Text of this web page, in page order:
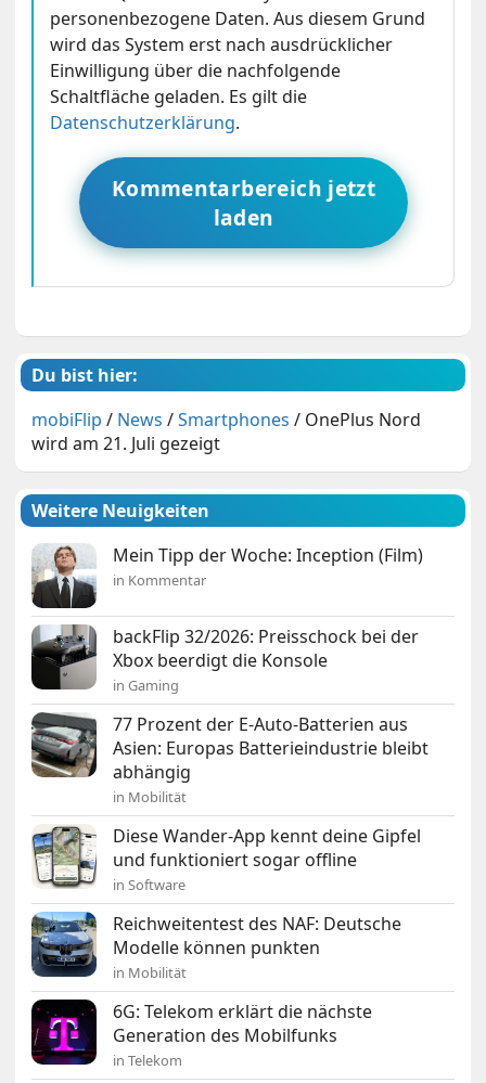
personenbezogene Daten. Aus diesem Grund
wird das System erst nach ausdrücklicher
Einwilligung über die nachfolgende
Schaltfläche geladen. Es gilt die
Datenschutzerklärung.
Kommentarbereich jetzt
laden
Du bist hier:
mobiFlip / News /Smartphones / OnePlus Nord
wird am 21. Juli gezeigt
Weitere Neuigkeiten
Mein Tipp der Woche: Inception (Film)
in Kommentar
backFlip 32/2026: Preisschock bei der
Xbox beerdigt die Konsole
in Gaming
77 Prozent der E-Auto-Batterien aus
Asien: Europas Batterieindustrie bleibt
abhängig
in Mobilität
Diese Wander-App kennt deine Gipfel
und funktioniert sogar offline
in Software
Reichweitentest des NAF: Deutsche
Modelle können punkten
in Mobilität
6G: Telekom erklärt die nächste
Generation des Mobilfunks
in Telekom